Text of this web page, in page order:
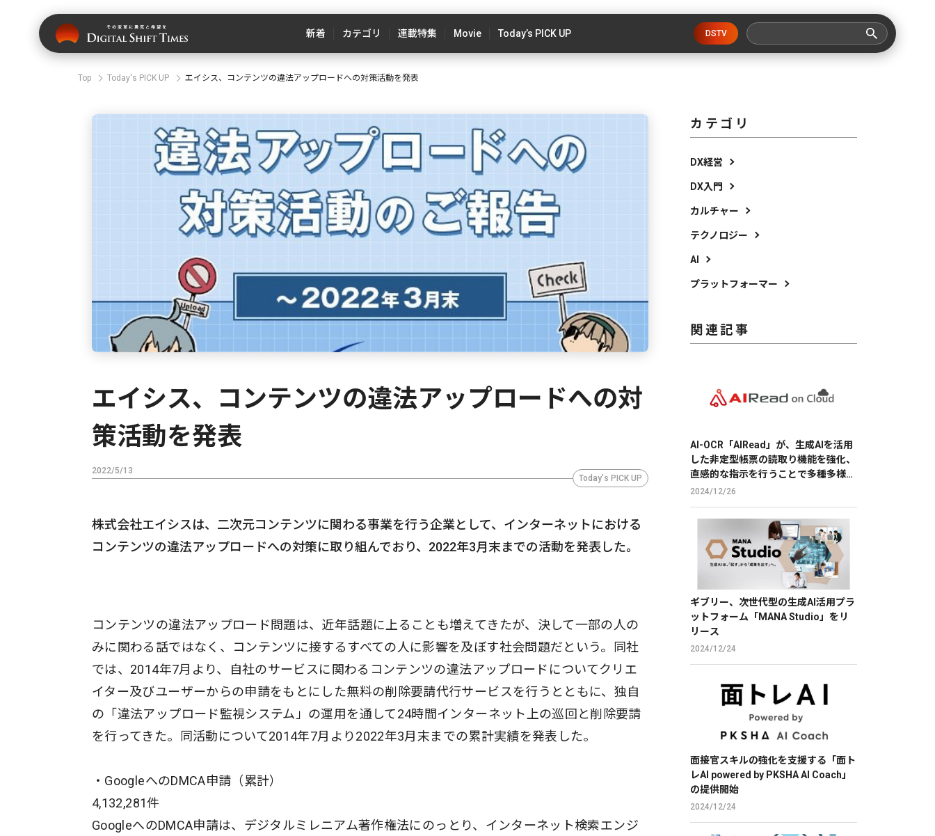
新着 カテゴリ 連載特集 Movie Today’s PICK UP DSTV
Top Today's PICK UP エイシス、コンテンツの違法アップロードへの対策活動を発表
エイシス、コンテンツの違法アップロードへの対
策活動を発表
2022/5/13
Today's PICK UP
株式会社エイシスは、二次元コンテンツに関わる事業を行う企業として、インターネットにおける
コンテンツの違法アップロードへの対策に取り組んでおり、2022年3月末までの活動を発表した。
コンテンツの違法アップロード問題は、近年話題に上ることも増えてきたが、決して一部の人の
みに関わる話ではなく、コンテンツに接するすべての人に影響を及ぼす社会問題だという。同社
では、2014年7月より、自社のサービスに関わるコンテンツの違法アップロードについてクリエ
イター及びユーザーからの申請をもとにした無料の削除要請代行サービスを行うとともに、独自
の「違法アップロード監視システム」の運用を通して24時間インターネット上の巡回と削除要請
を行ってきた。同活動について2014年7月より2022年3月末までの累計実績を発表した。
・GoogleへのDMCA申請（累計）
4,132,281件
​GoogleへのDMCA申請は、デジタルミレニアム著作権法にのっとり、インターネット検索エンジ
カテゴリ
DX経営
DX入門
カルチャー
テクノロジー
AI
プラットフォーマー
関連記事
AI-OCR「AIRead」が、生成AIを活用
した非定型帳票の読取り機能を強化、
直感的な指示を行うことで多種多様な
帳票の読取りを実現
2024/12/26
ギブリー、次世代型の生成AI活用プラ
ットフォーム「MANA Studio」をリ
リース
2024/12/24
面接官スキルの強化を支援する「面ト
レAI powered by PKSHA AI Coach」
の提供開始
2024/12/24